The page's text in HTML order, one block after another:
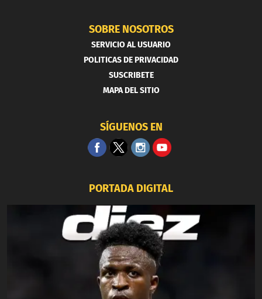
SOBRE NOSOTROS
SERVICIO AL USUARIO
POLITICAS DE PRIVACIDAD
SUSCRIBETE
MAPA DEL SITIO
SÍGUENOS EN
PORTADA DIGITAL